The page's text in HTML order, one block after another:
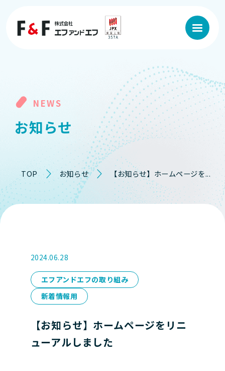
NEWS
お知らせ
TOP お知らせ 【お知らせ】ホームページを...
2024.06.28
エフアンドエフの取り組み
新着情報用
【お知らせ】ホームページをリニ
ューアルしました